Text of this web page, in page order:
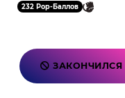
232 Pop-Баллов
ЗАКОНЧИЛСЯ